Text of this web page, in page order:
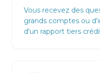
Vous recevez des
grands comptes ou
d'un rapport tiers